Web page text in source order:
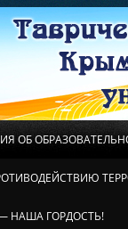
ОБ
НАША ГОРДОСТЬ!